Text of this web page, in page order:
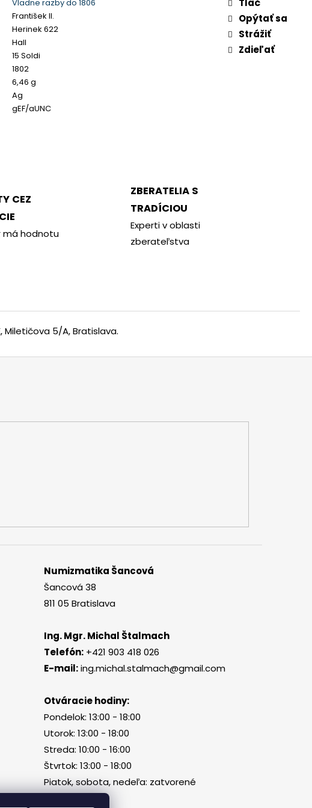
Vladne razby do 1806
František II.
Herinek 622
Hall
15 Soldi
1802
6,46 g
Ag
gEF/aUNC
Opýtať sa
Strážiť
Zdieľať
CEZ
má hodnotu
ZBERATELIA S
TRADÍCIOU
Experti v oblasti
zberateľstva
Miletičova 5/A, Bratislava.
Numizmatika Šancová
Šancová 38
811 05 Bratislava
Ing. Mgr. Michal Štalmach
Telefón: +421 903 418 026
E-mail: ing.michal.stalmach@gmail.com
Otváracie hodiny:
Pondelok: 13:00 - 18:00
Utorok: 13:00 - 18:00
Streda: 10:00 - 16:00
Štvrtok: 13:00 - 18:00
Piatok, sobota, nedeľa: zatvorené